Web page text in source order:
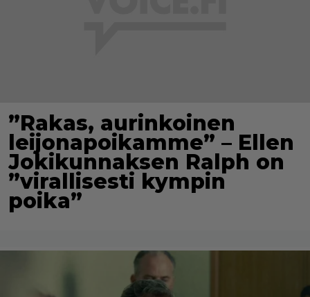
”Rakas, aurinkoinen
leijonapoikamme” – Ellen
Jokikunnaksen Ralph on
”virallisesti kympin
poika”